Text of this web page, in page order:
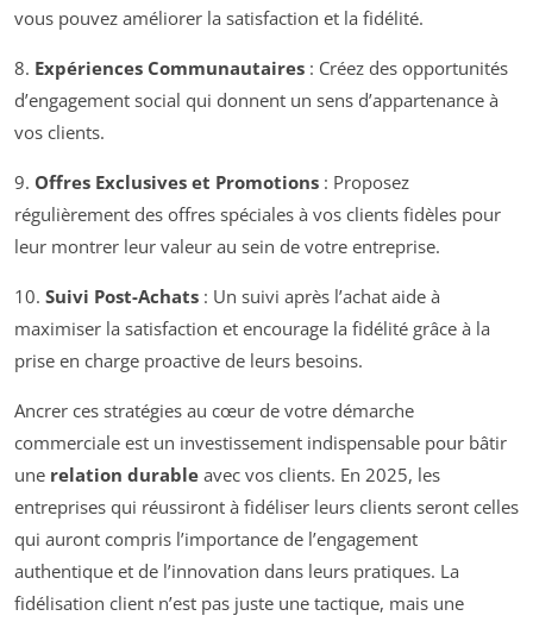
vous pouvez améliorer la satisfaction et la fidélité.
8. Expériences Communautaires : Créez des opportunités
d’engagement social qui donnent un sens d’appartenance à
vos clients.
9. Offres Exclusives et Promotions : Proposez
régulièrement des offres spéciales à vos clients fidèles pour
leur montrer leur valeur au sein de votre entreprise.
10. Suivi Post-Achats : Un suivi après l’achat aide à
maximiser la satisfaction et encourage la fidélité grâce à la
prise en charge proactive de leurs besoins.
Ancrer ces stratégies au cœur de votre démarche
commerciale est un investissement indispensable pour bâtir
une relation durable avec vos clients. En 2025, les
entreprises qui réussiront à fidéliser leurs clients seront celles
qui auront compris l’importance de l’engagement
authentique et de l’innovation dans leurs pratiques. La
fidélisation client n’est pas juste une tactique, mais une